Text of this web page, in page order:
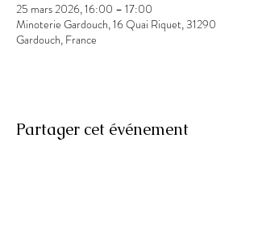
25 mars 2026, 16:00 – 17:00
Minoterie Gardouch, 16 Quai Riquet, 31290
Gardouch, France
Partager cet événement